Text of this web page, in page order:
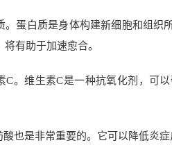
。蛋白质是身体构建新细胞和组织
将有助于加速愈合。
C。维生素C是一种抗氧化剂，可
酸也是非常重要的。它可以降低炎